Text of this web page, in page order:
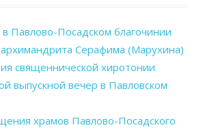
Павлово-Посадском благочинии
Серафима (Марухина)
священнической хиротонии
выпускной вечер в Павловском
храмов Павлово-Посадского